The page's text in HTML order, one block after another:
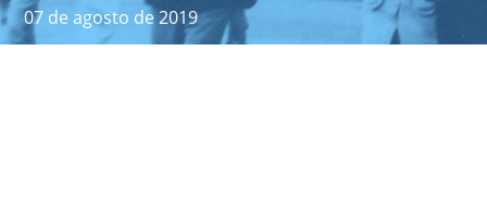
07 de agosto de 2019